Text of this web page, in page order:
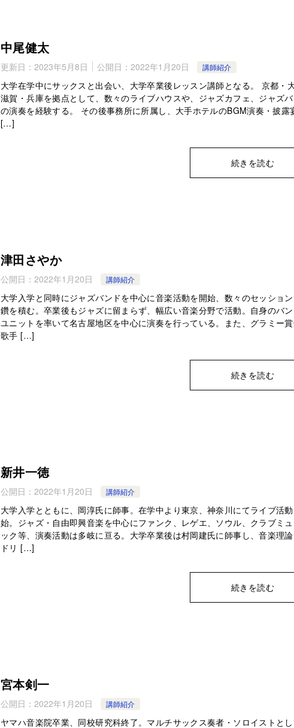
中尾健太
更新日： 2023年5月8日 公開日： 2022年1月20日 講師紹介
大学在学中にサックスと出会い、大学卒業後レッスン講師となる。 京都・
滋賀・兵庫を拠点として、数々のライブハウスや、ジャズカフェ、ジャズ
の演奏を経験する。 その後事務所に所属し、大手ホテルのBGM演奏・披露
[…]
続きを読む
津田さやか
公開日： 2022年1月20日 講師紹介
大学入学と同時にジャズバンドを中心に音楽活動を開始、数々のセッショ
鑽を積む。卒業後もジャズに留まらず、幅広い音楽分野で活動。自身のバン
ユニットを率いて名古屋地区を中心に演奏を行っている。また、グラミー
歌手 […]
続きを読む
新井一徳
公開日： 2022年1月20日 講師紹介
大学入学とともに、岡淳氏に師事。在学中より東京、神奈川にてライブ活
始。ジャズ・自由即興音楽を中心にファンク、レゲエ、ソウル、クラブミ
ック等、演奏活動は多岐に亘る。大学卒業後は村岡建氏に師事し、音楽理
ドリ […]
続きを読む
宮本剣一
公開日： 2022年1月20日 講師紹介
ヤマハ音楽院卒業、同校研究科終了。マルチサックス奏者・ソロイストと